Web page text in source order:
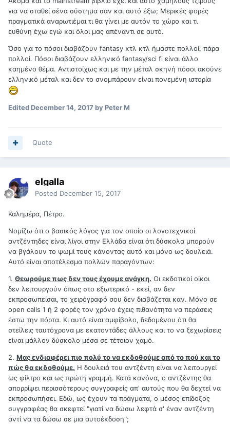
για να σταθεί σένα σύστημα σαν και αυτό έξω; Μερικές φορές
πραγματικά αναρωτιέμαι τι θα γίνει με αυτόν το χώρο και τι
ευθύνη έχω εγώ και όλοι μας απέναντι σε αυτό.
Όσο για το πόσοι διαβάζουν fantasy κτλ κτλ ήμαστε πολλοί, πάρα
πολλοί. Πόσοι διαβάζουν ελληνικό fantasy/sci fi είναι άλλο
καημένο θέμα. Αντιστοίχως και με την μέταλ σκηνή πόσοι ακούνε
ελληνικό μέταλ και δεν το σνομπάρουν είναι πονεμένη ιστορία
EditedDecember 14, 2017 by Peter M
Quote
elgalla
Posted December 15, 2017
Καλημέρα, Πέτρο.
Νομίζω ότι ο βασικός λόγος για τον οποίο οι λογοτεχνικοί
αντζέντηδες είναι λίγοι στην Ελλάδα είναι ότι δύσκολα μπορούν
να βγάλουν το ψωμί τους κάνοντας αυτό και μόνο ως δουλειά.
Αυτό είναι αποτέλεσμα πολλών παραγόντων:
1. Θεωρούμε πως δεν τους έχουμε ανάγκη. Οι εκδοτικοί οίκοι
δεν λειτουργούν όπως στο εξωτερικό - εκεί, αν δεν
εκπροσωπείσαι, το χειρόγραφό σου δεν διαβάζεται καν. Μόνο σε
open calls 1 ή 2 φορές τον χρόνο έχεις πιθανότητα να περάσεις
έστω την πόρτα. Κι αυτό είναι αμφίβολο, δεδομένου ότι θα
στείλεις ταυτόχρονα με εκατοντάδες άλλους και το να ξεχωρίσεις
είναι μάλλον δύσκολο μέσα σε τέτοιον χαμό.
2. Μας ενδιαφέρει πιο πολύ το να εκδοθούμε από το πού και το
πώς θα εκδοθούμε. Η δουλειά του αντζέντη είναι να λειτουργεί
ως φίλτρο και ως πρώτη γραμμή. Κατά κανόνα, ο αντζέντης θα
απορρίψει περισσότερους συγγραφείς απ' αυτούς που θα δεχτεί να
εκπροσωπήσει. Εδώ, ως έχουν τα πράγματα, ο μέσος επίδοξος
συγγραφέας θα σκεφτεί "γιατί να δώσω λεφτά σ' έναν αντζέντη
αντί να τα δώσω σε μια αυτοέκδοση";